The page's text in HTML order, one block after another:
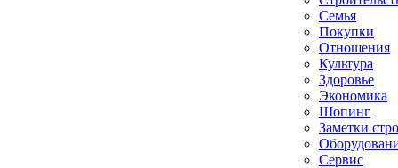
Семья
Покупки
Отношения
Культура
Здоровье
Экономика
Шопинг
Заметки
Сервис